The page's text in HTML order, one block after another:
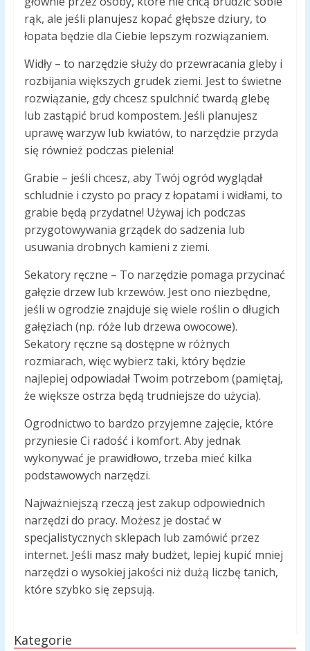
rąk, ale jeśli planujesz kopać głębsze dziury, to
łopata będzie dla Ciebie lepszym rozwiązaniem.
Widły – to narzędzie służy do przewracania gleby i
rozbijania większych grudek ziemi. Jest to świetne
rozwiązanie, gdy chcesz spulchnić twardą glebę
lub zastąpić brud kompostem. Jeśli planujesz
uprawę warzyw lub kwiatów, to narzędzie przyda
się również podczas pielenia!
Grabie – jeśli chcesz, aby Twój ogród wyglądał
schludnie i czysto po pracy z łopatami i widłami, to
grabie będą przydatne! Używaj ich podczas
przygotowywania grządek do sadzenia lub
usuwania drobnych kamieni z ziemi.
Sekatory ręczne – To narzędzie pomaga przycinać
gałęzie drzew lub krzewów. Jest ono niezbędne,
jeśli w ogrodzie znajduje się wiele roślin o długich
gałęziach (np. róże lub drzewa owocowe).
Sekatory ręczne są dostępne w różnych
rozmiarach, więc wybierz taki, który będzie
najlepiej odpowiadał Twoim potrzebom (pamiętaj,
że większe ostrza będą trudniejsze do użycia).
Ogrodnictwo to bardzo przyjemne zajęcie, które
przyniesie Ci radość i komfort. Aby jednak
wykonywać je prawidłowo, trzeba mieć kilka
podstawowych narzędzi.
Najważniejszą rzeczą jest zakup odpowiednich
narzędzi do pracy. Możesz je dostać w
specjalistycznych sklepach lub zamówić przez
internet. Jeśli masz mały budżet, lepiej kupić mniej
narzędzi o wysokiej jakości niż dużą liczbę tanich,
które szybko się zepsują.
Kategorie